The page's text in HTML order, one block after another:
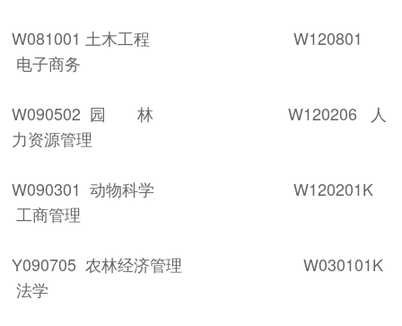
W081001 土木工程 W120801
电子商务
W090502 园 林 W120206 人
力资源管理
W090301 动物科学 W120201K
工商管理
Y090705 农林经济管理 W030101K
法学